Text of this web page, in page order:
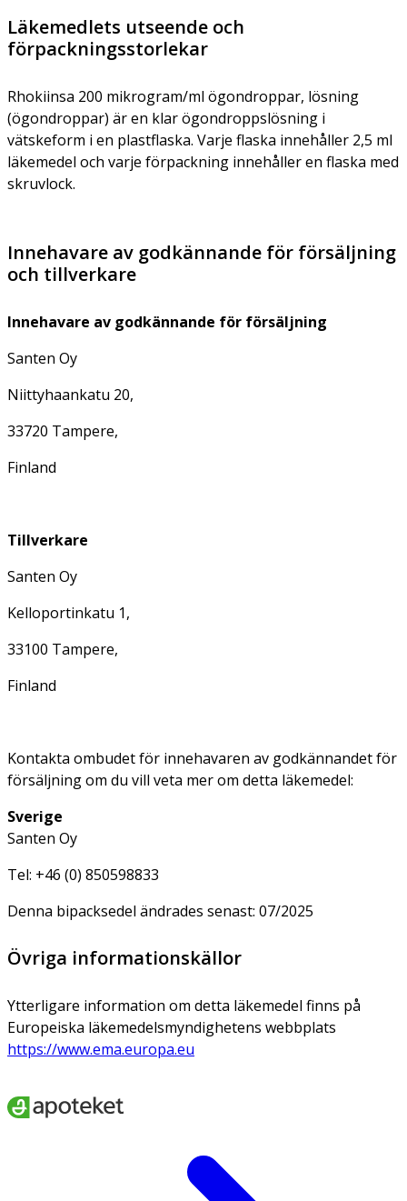
Läkemedlets utseende och
förpackningsstorlekar
Rhokiinsa 200 mikrogram/ml ögondroppar, lösning
(ögondroppar) är en klar ögondroppslösning i
vätskeform i en plastflaska. Varje flaska innehåller 2,5 ml
läkemedel och varje förpackning innehåller en flaska med
skruvlock.
Innehavare av godkännande för försäljning
och tillverkare
Innehavare av godkännande för försäljning
Santen Oy
Niittyhaankatu 20,
33720 Tampere,
Finland
Tillverkare
Santen Oy
Kelloportinkatu 1,
33100 Tampere,
Finland
Kontakta ombudet för innehavaren av godkännandet för
försäljning om du vill veta mer om detta läkemedel:
Sverige
Santen Oy
Tel: +46 (0) 850598833
Denna bipacksedel ändrades senast: 07/2025
Övriga informationskällor
Ytterligare information om detta läkemedel finns på
Europeiska läkemedelsmyndighetens webbplats
https://www.ema.europa.eu